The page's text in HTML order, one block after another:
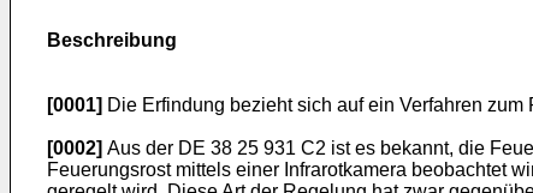
Beschreibung
[0001] Die Erfindung bezieht sich auf ein Verfahren
[0002] Aus der DE 38 25 931 C2 ist es bekannt, die
Feuerungsrost mittels einer Infrarotkamera beobachtet